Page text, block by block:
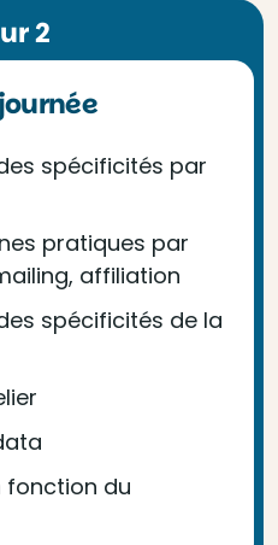
2
spécificités par
pratiques par
affiliation
spécificités de la
fonction du